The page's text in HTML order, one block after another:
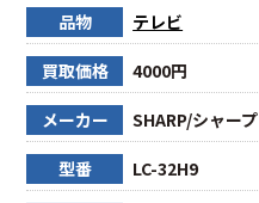
品物 テレビ
買取価格 4000円
メーカー SHARP/シャープ
型番 LC-32H9